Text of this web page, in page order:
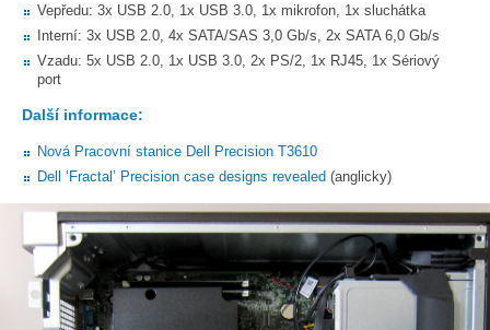
Vepředu: 3x USB 2.0, 1x USB 3.0, 1x mikrofon, 1x sluchátka
Interní: 3x USB 2.0, 4x SATA/SAS 3,0 Gb/s, 2x SATA 6,0 Gb/s
Vzadu: 5x USB 2.0, 1x USB 3.0, 2x PS/2, 1x RJ45, 1x Sériový
port
Další informace:
Nová Pracovní stanice Dell Precision T3610
Dell ‘Fractal’ Precision case designs revealed (anglicky)